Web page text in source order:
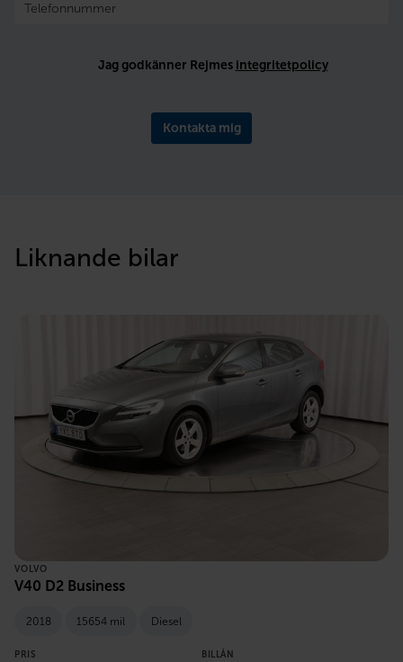
Jag godkänner Rejmes integritetpolicy
Kontakta mig
Liknande bilar
VOLVO
V40 D2 Business
2018 15654 mil Diesel
PRIS BILLÅN